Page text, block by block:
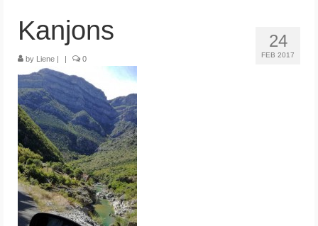
Gruzija
Portugāle
ASV
Melnkalne
Grieķija
Krēta
Francija
24
FEB 2017
Kanjons
by Liene | | 0